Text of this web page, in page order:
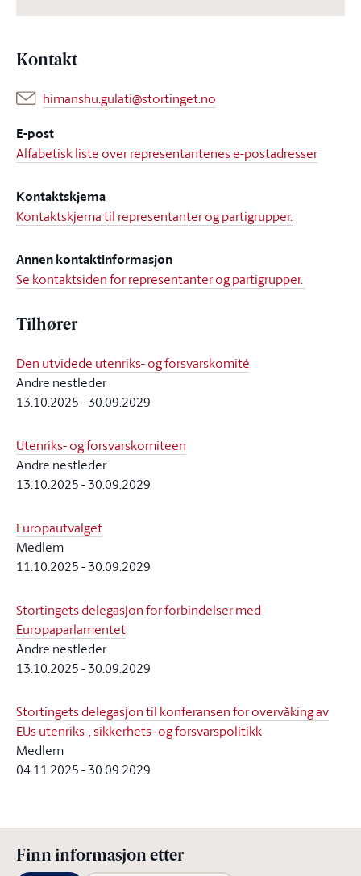
Kontakt
himanshu.gulati@stortinget.no
E-post
Alfabetisk liste over representantenes e-postadresser
Kontaktskjema
Kontaktskjema til representanter og partigrupper.
Annen kontaktinformasjon
Se kontaktsiden for representanter og partigrupper.
Tilhører
Den utvidede utenriks- og forsvarskomité
Andre nestleder
13.10.2025-30.09.2029
Utenriks- og forsvarskomiteen
Andre nestleder
13.10.2025-30.09.2029
Europautvalget
Medlem
11.10.2025-30.09.2029
Stortingets delegasjon for forbindelser med
Europaparlamentet
Andre nestleder
13.10.2025-30.09.2029
Stortingets delegasjon til konferansen for overvåking av
EUs utenriks-, sikkerhets- og forsvarspolitikk
Medlem
04.11.2025-30.09.2029
Finn informasjon etter